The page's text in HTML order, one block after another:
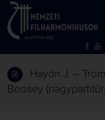
Haydn J. –
Boosey